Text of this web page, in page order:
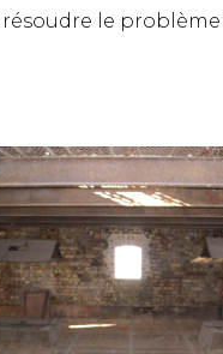
le problème